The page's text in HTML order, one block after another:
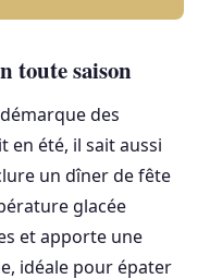
toute saison
des
été, il sait aussi
un dîner de fête
glacée
et apporte une
idéale pour épater